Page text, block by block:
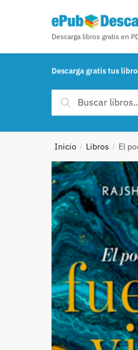
Descarga libros gratis en
Descarga gratis tus
Buscar por:
Buscar
Inicio / Libros / El